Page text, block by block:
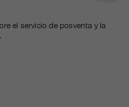
el servicio de posventa y la